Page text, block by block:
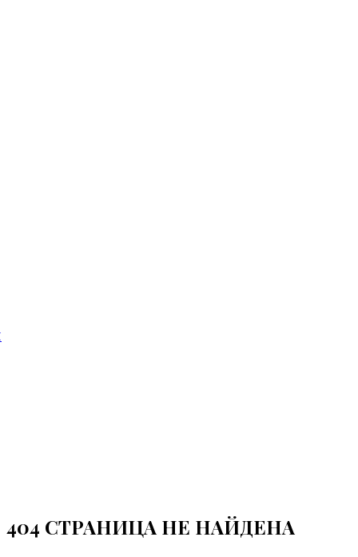
404 СТРАНИЦА НЕ НАЙДЕНА